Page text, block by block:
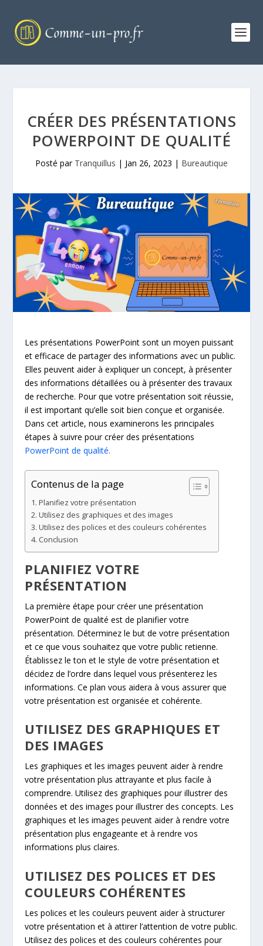
CRÉER DES PRÉSENTATIONS
POWERPOINT DE QUALITÉ
Posté par Tranquillus | Jan 26, 2023 | Bureautique
Les présentations PowerPoint sont un moyen puissant
et efficace de partager des informations avec un public.
Elles peuvent aider à expliquer un concept, à présenter
des informations détaillées ou à présenter des travaux
de recherche. Pour que votre présentation soit réussie,
il est important qu’elle soit bien conçue et organisée.
Dans cet article, nous examinerons les principales
étapes à suivre pour créer des présentations
PowerPoint de qualité.
Contenus de la page
Planifiez votre présentation
Utilisez des graphiques et des images
Utilisez des polices et des couleurs cohérentes
Conclusion
PLANIFIEZ VOTRE
PRÉSENTATION
La première étape pour créer une présentation
PowerPoint de qualité est de planifier votre
présentation. Déterminez le but de votre présentation
et ce que vous souhaitez que votre public retienne.
Établissez le ton et le style de votre présentation et
décidez de l’ordre dans lequel vous présenterez les
informations. Ce plan vous aidera à vous assurer que
votre présentation est organisée et cohérente.
UTILISEZ DES GRAPHIQUES ET
DES IMAGES
Les graphiques et les images peuvent aider à rendre
votre présentation plus attrayante et plus facile à
comprendre. Utilisez des graphiques pour illustrer des
données et des images pour illustrer des concepts. Les
graphiques et les images peuvent aider à rendre votre
présentation plus engageante et à rendre vos
informations plus claires.
UTILISEZ DES POLICES ET DES
COULEURS COHÉRENTES
Les polices et les couleurs peuvent aider à structurer
votre présentation et à attirer l’attention de votre public.
Utilisez des polices et des couleurs cohérentes pour